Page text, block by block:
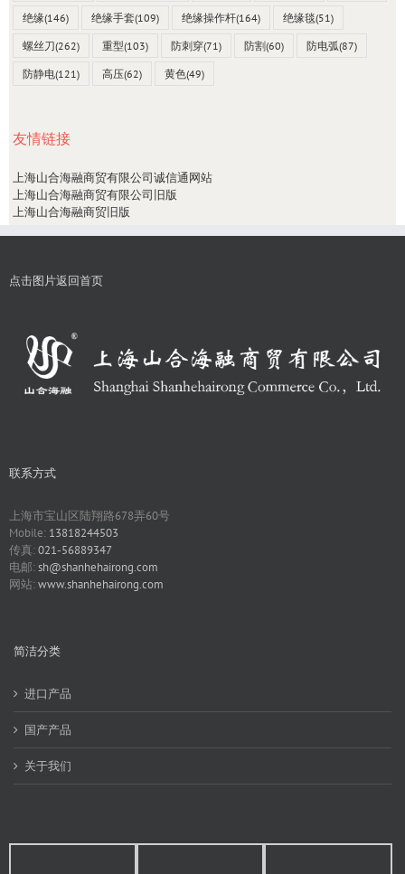
绝缘(146) 绝缘手套(109) 绝缘操作杆(164) 绝缘毯(51)
螺丝刀(262) 重型(103) 防刺穿(71) 防割(60) 防电弧(87)
防静电(121) 高压(62) 黄色(49)
友情链接
上海山合海融商贸有限公司诚信通网站
上海山合海融商贸有限公司旧版
上海山合海融商贸旧版
点击图片返回首页
联系方式
上海市宝山区陆翔路678弄60号
Mobile: 13818244503
传真:021-56889347
电邮:sh@shanhehairong.com
网站:www.shanhehairong.com
简洁分类
进口产品
国产产品
关于我们